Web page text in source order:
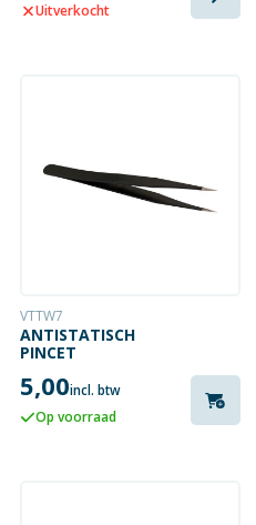
Uitverkocht
VTTW7
ANTISTATISCH
PINCET
5,00incl. btw
Op voorraad